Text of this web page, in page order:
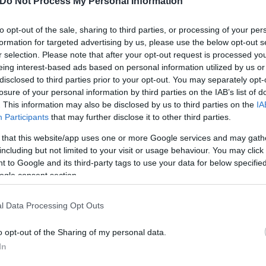
opt-out of the sale, sharing to third parties, or processing of your
for targeted advertising by us, please use the below opt-out
selection. Please note that after your opt-out request is processed
interest-based ads based on personal information utilized by us
to third parties prior to your opt-out. You may separately
of your personal information by third parties on the IAB’s list of
This information may also be disclosed by us to third parties on the
Participants that may further disclose it to other third parties.
that this website/app uses one or more Google services and may
but not limited to your visit or usage behaviour. You may
to Google and its third-party tags to use your data for below
consent section.
Data Processing Opt Outs
opt-out of the Sharing of my personal data.
τον Ολυμπιακό, αλλά ο πρόεδρος ζητάει να
δανεισμού για τον Κάρμο»
έχει κάνει καμία δήλωση»
τον Τσικίνιο»